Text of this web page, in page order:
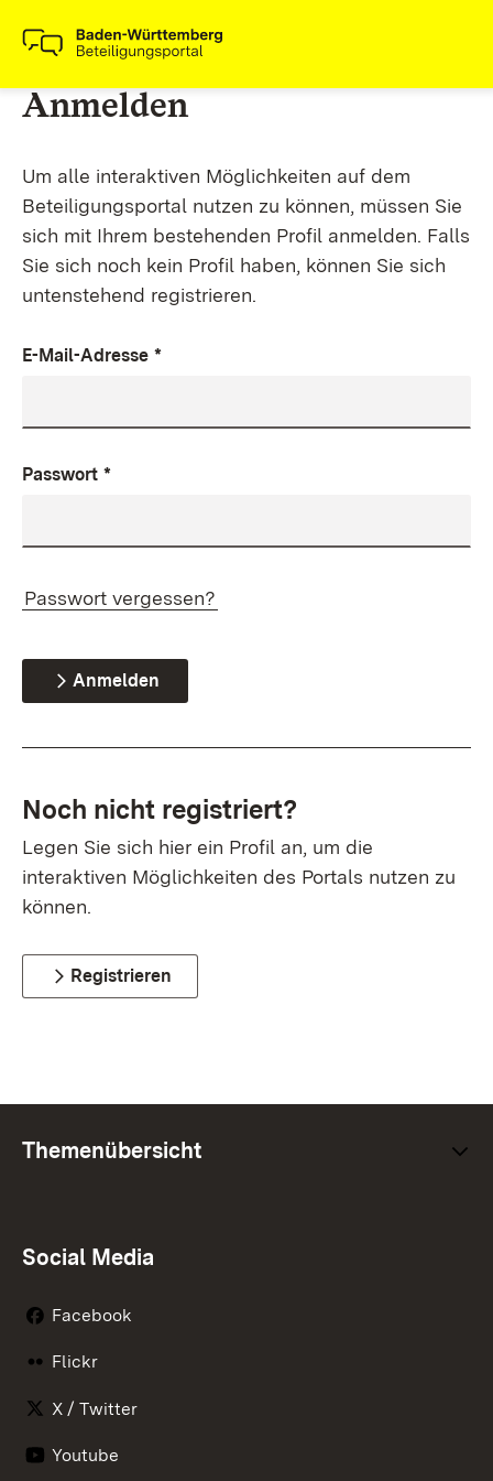
Anmelden
Um alle interaktiven Möglichkeiten auf dem
Beteiligungsportal nutzen zu können, müssen Sie
sich mit Ihrem bestehenden Profil anmelden. Falls
Sie sich noch kein Profil haben, können Sie sich
untenstehend registrieren.
E-Mail-Adresse *
Passwort *
Passwort vergessen?
Anmelden
Noch nicht registriert?
Legen Sie sich hier ein Profil an, um die
interaktiven Möglichkeiten des Portals nutzen zu
können.
Registrieren
Themenübersicht
Social Media
Facebook
Flickr
X / Twitter
Youtube